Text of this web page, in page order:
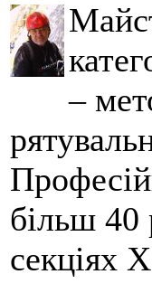
–
більш 40
секціях